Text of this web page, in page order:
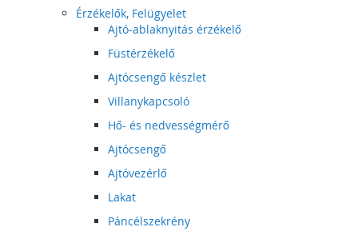
Érzékelők, Felügyelet
Ajtó-ablaknyitás érzékelő
Füstérzékelő
Ajtócsengő készlet
Villanykapcsoló
Hő- és nedvességmérő
Ajtócsengő
Ajtóvezérlő
Lakat
Páncélszekrény